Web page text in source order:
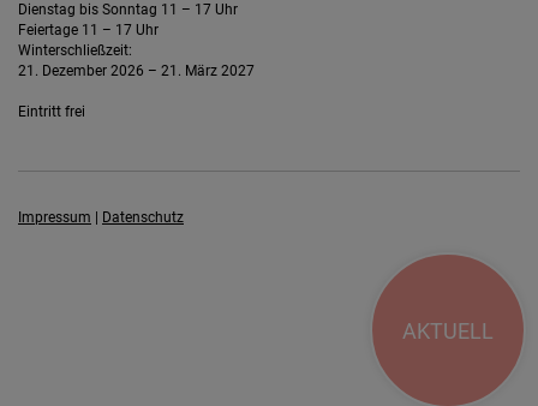
Dienstag bis Sonntag 11 – 17 Uhr
Feiertage 11 – 17 Uhr
Winterschließzeit:
21. Dezember 2026 – 21. März 2027
Eintritt frei
Impressum Datenschutz
AKTUELL